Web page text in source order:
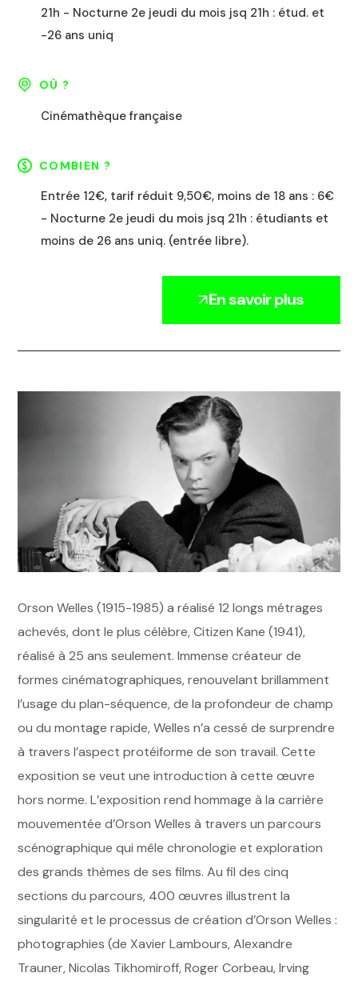
21h - Nocturne 2e jeudi du mois jsq 21h : étud. et
-26 ans uniq
OÙ ?
Cinémathèque française
COMBIEN ?
Entrée 12€, tarif réduit 9,50€, moins de 18 ans : 6€
- Nocturne 2e jeudi du mois jsq 21h : étudiants et
moins de 26 ans uniq. (entrée libre).
En savoir plus
Orson Welles (1915-1985) a réalisé 12 longs métrages
achevés, dont le plus célèbre, Citizen Kane (1941),
réalisé à 25 ans seulement. Immense créateur de
formes cinématographiques, renouvelant brillamment
l’usage du plan-séquence, de la profondeur de champ
ou du montage rapide, Welles n’a cessé de surprendre
à travers l’aspect protéiforme de son travail. Cette
exposition se veut une introduction à cette œuvre
hors norme. L’exposition rend hommage à la carrière
mouvementée d’Orson Welles à travers un parcours
scénographique qui mêle chronologie et exploration
des grands thèmes de ses films. Au fil des cinq
sections du parcours, 400 œuvres illustrent la
singularité et le processus de création d’Orson Welles :
photographies (de Xavier Lambours, Alexandre
Trauner, Nicolas Tikhomiroff, Roger Corbeau, Irving